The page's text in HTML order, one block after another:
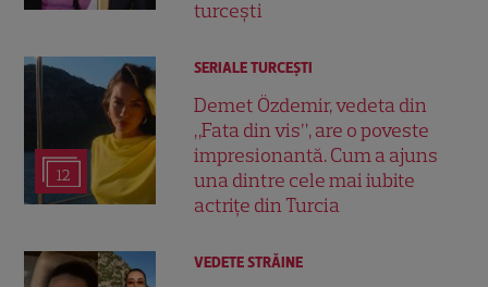
turcești
12
SERIALE TURCEŞTI
Demet Özdemir, vedeta din
„Fata din vis”, are o poveste
impresionantă. Cum a ajuns
una dintre cele mai iubite
actrițe din Turcia
VEDETE STRĂINE